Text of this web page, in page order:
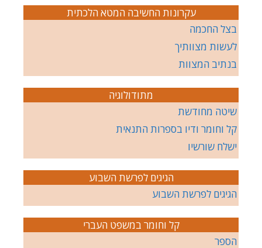
עקרונות החשיבה המטא הלכתית
בצל החכמה
לעשות מצוותיך
בנתיב המצוות
מתודולוגיה
שיטה מחודשת
קל וחומר ודיו בספרות התנאית
ישלח שורשיו
הגיגים לפרשת השבוע
הגיגים לפרשת השבוע
קל וחומר במשפט העברי
הספר